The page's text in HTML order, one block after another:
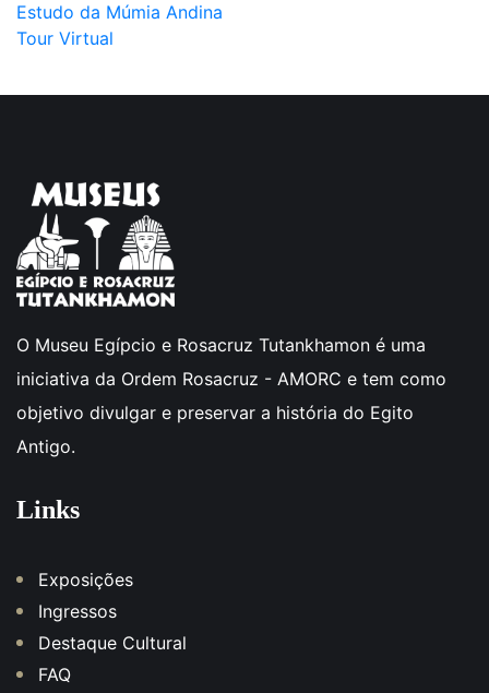
Estudo da Múmia Andina
Tour Virtual
O Museu Egípcio e Rosacruz Tutankhamon é uma
iniciativa da Ordem Rosacruz - AMORC e tem como
objetivo divulgar e preservar a história do Egito
Antigo.
Links
Exposições
Ingressos
Destaque Cultural
FAQ